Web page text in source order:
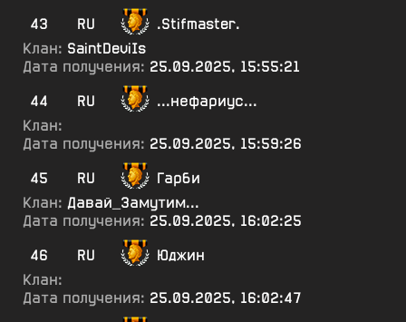
43
RU
.Stifmaster.
Клан: SaintDeviIs
Дата получения: 25.09.2025, 15:55:21
44
RU
...нефариус...
Клан:
Дата получения: 25.09.2025, 15:59:26
45
RU
Гарби
Клан: Давай_Замутим...
Дата получения: 25.09.2025, 16:02:25
46
RU
Юджин
Клан:
Дата получения: 25.09.2025, 16:02:47